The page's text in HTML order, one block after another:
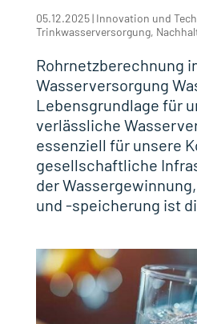
05.12.2025| Innovation und
Trinkwasserversorgung,
Rohrnetzberechnung
Wasserversorgung
Lebensgrundlage für
verlässliche
essenziell für unsere
gesellschaftliche
der
und -speicherung ist